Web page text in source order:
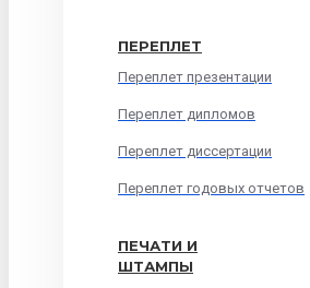
ПЕРЕПЛЕТ
Переплет презентации
Переплет дипломов
Переплет диссертации
Переплет годовых отчетов
ПЕЧАТИ И
ШТАМПЫ